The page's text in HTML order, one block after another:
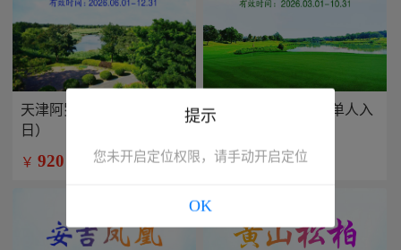
天津阿罗马2球1晚（平
日）
￥ 920
兴隆康乐园2球1晚(单人入
￥799 /人
提示
您未开启定位权限，请手动开启定位
OK